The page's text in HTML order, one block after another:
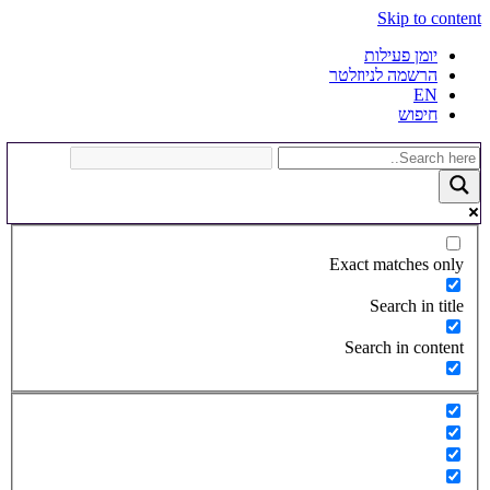
Skip to content
יומן פעילות
הרשמה לניוזלטר
EN
חיפוש
Exact matches only
Search in title
Search in content